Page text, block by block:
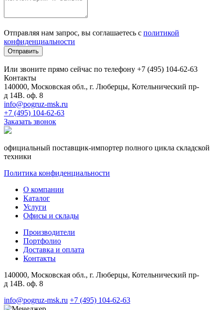
Отправляя нам запрос, вы соглашаетесь с политикой
конфиденциальности
Отправить
Или звоните прямо сейчас по телефону +7 (495) 104-62-63
Контакты
140000, Московская обл., г. Люберцы, Котельнический пр-
д 14В. оф. 8
info@pogruz-msk.ru
+7 (495) 104-62-63
Заказать звонок
официальный поставщик-импортер полного цикла складской
техники
Политика конфиденциальности
О компании
Каталог
Услуги
Офисы и склады
Производители
Портфолио
Доставка и оплата
Контакты
140000, Московская обл., г. Люберцы, Котельнический пр-
д 14В. оф. 8
info@pogruz-msk.ru +7 (495) 104-62-63